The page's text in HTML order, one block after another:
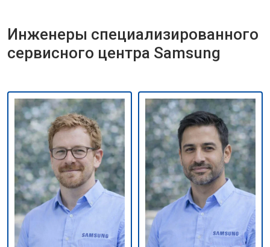
Инженеры специализированного
сервисного центра Samsung